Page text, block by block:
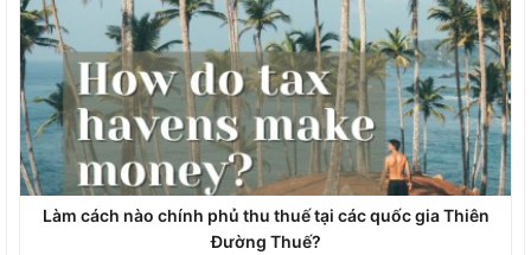
Làm cách nào chính phủ thu thuế tại các quốc gia Thiên
Đường Thuế?